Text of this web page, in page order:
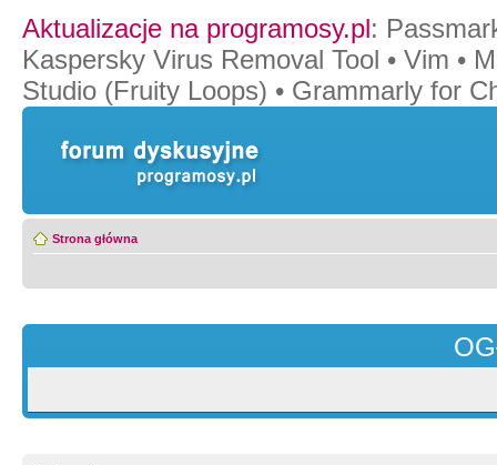
Aktualizacje na programosy.pl:
Kaspersky Virus Removal Tool • Vim •
Studio (Fruity Loops) • Grammarly for
Strona główna